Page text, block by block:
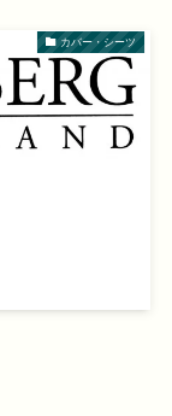
カバー・シーツ